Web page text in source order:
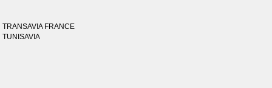
TRANSAVIA FRANCE
TUNISAVIA